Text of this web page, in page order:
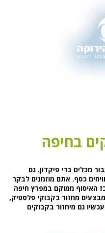
בחיפה
מכלים ברי פיקדון. גם
כסף. אתם מוזמנים לבקר
האיסוף ממוקם במפרץ חיפה
10,000 מ"ר. אנו מבצעים מחזור בקבוקי פלסטיק,
גם מיחזור בקבוקים